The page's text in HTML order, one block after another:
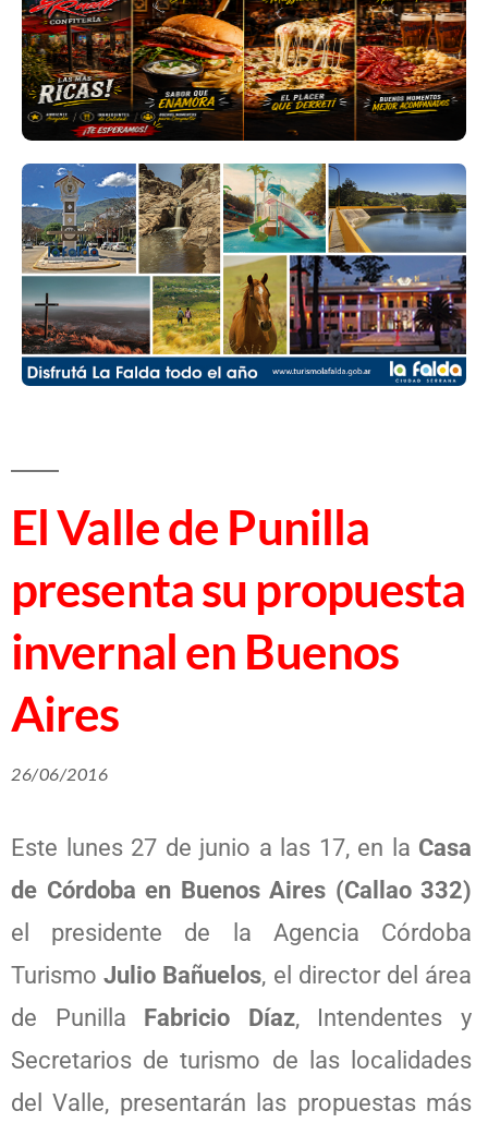
El Valle de Punilla
presenta su propuesta
invernal en Buenos
Aires
26/06/2016
Este lunes 27 de junio a las 17, en la Casa
de Córdoba en Buenos Aires (Callao 332)
el presidente de la Agencia Córdoba
TurismoJulio Bañuelos, el director del área
de Punilla Fabricio Díaz, Intendentes y
Secretarios de turismo de las localidades
del Valle, presentarán las propuestas más